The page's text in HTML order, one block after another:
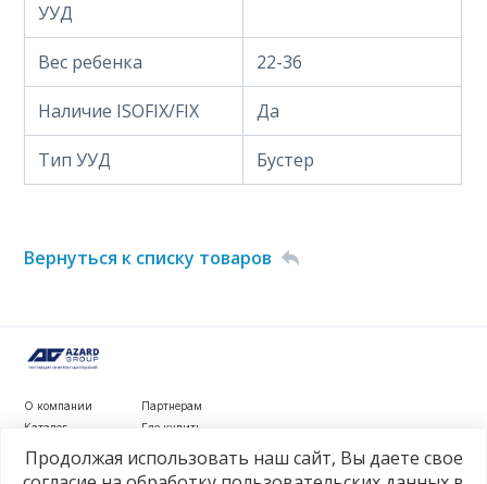
УУД
Вес ребенка 22-36
Наличие ISOFIX/FIX Да
Тип УУД Бустер
Вернуться к списку товаров
О компании
Каталог
Новости
Видеообзоры
Партнерам
Где купить
Продолжая использовать наш сайт, Вы даете свое